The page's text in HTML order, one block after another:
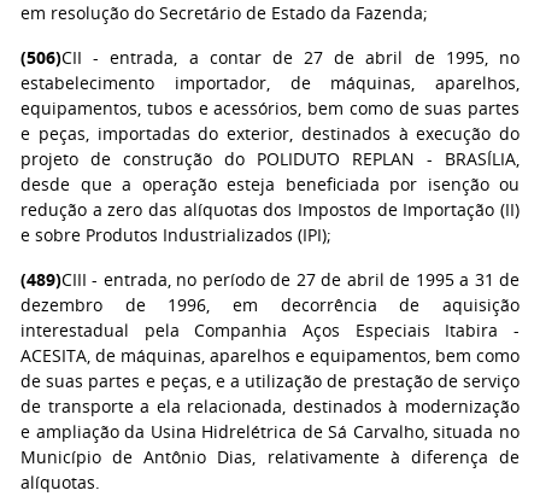
em resolução do Secretário de Estado da Fazenda;
(506)CII - entrada, a contar de 27 de abril de 1995, no
estabelecimento importador, de máquinas, aparelhos,
equipamentos, tubos e acessórios, bem como de suas partes
e peças, importadas do exterior, destinados à execução do
projeto de construção do POLIDUTO REPLAN - BRASÍLIA,
desde que a operação esteja beneficiada por isenção ou
redução a zero das alíquotas dos Impostos de Importação (II)
e sobre Produtos Industrializados (IPI);
(489)CIII - entrada, no período de 27 de abril de 1995 a 31 de
dezembro de 1996, em decorrência de aquisição
interestadual pela Companhia Aços Especiais Itabira -
ACESITA, de máquinas, aparelhos e equipamentos, bem como
de suas partes e peças, e a utilização de prestação de serviço
de transporte a ela relacionada, destinados à modernização
e ampliação da Usina Hidrelétrica de Sá Carvalho, situada no
Município de Antônio Dias, relativamente à diferença de
alíquotas.